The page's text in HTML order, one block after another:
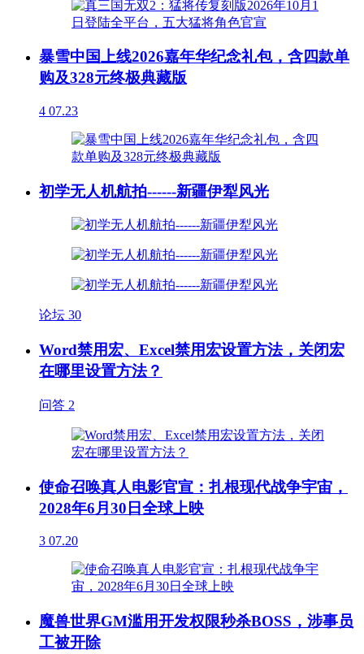
暴雪中国上线2026嘉年华纪念礼包，含四款单
购及328元终极典藏版
4 07.23
初学无人机航拍------新疆伊犁风光
论坛 30
Word禁用宏、Excel禁用宏设置方法，关闭宏
在哪里设置方法？
问答 2
使命召唤真人电影官宣：扎根现代战争宇宙，
2028年6月30日全球上映
3 07.20
魔兽世界GM滥用开发权限秒杀BOSS，涉事员
工被开除